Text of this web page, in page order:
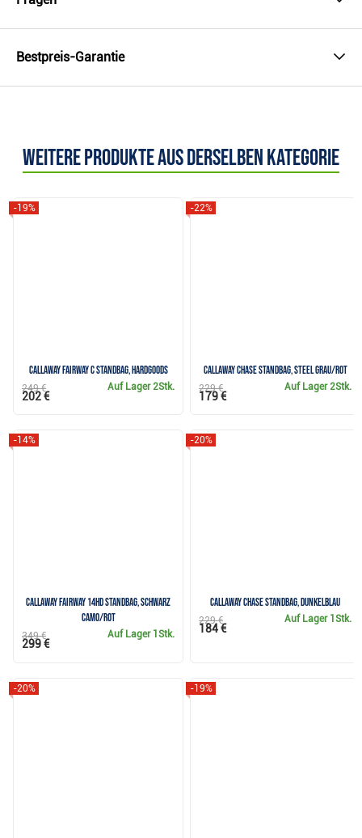
Bestpreis-Garantie
Weitere Produkte aus derselben Kategorie
Callaway Fairway C Standbag, hardgoods
-19%
Auf Lager2Stk.
249 €
202 €
Callaway Chase Standbag, steel grau/rot
-22%
Auf Lager2Stk.
229 €
179 €
Callaway Fairway 14HD Standbag, schwarz
camo/rot
-14%
Auf Lager 1Stk.
349 €
299 €
Callaway Chase Standbag, dunkelblau
-20%
Auf Lager 1Stk.
229 €
184 €
-20% -19%